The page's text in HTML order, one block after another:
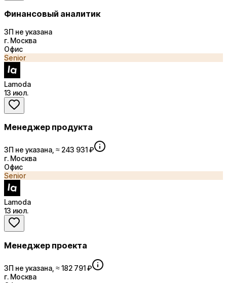
Финансовый аналитик
ЗП не указана
г. Москва
Офис
Senior
Lamoda
13 июл.
Менеджер продукта
ЗП не указана, ≈ 243 931 ₽
г. Москва
Офис
Senior
Lamoda
13 июл.
Менеджер проекта
ЗП не указана, ≈ 182 791 ₽
г. Москва